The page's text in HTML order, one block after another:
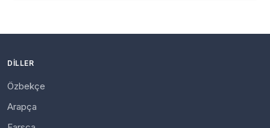
DILLER
Özbekçe
Arapça